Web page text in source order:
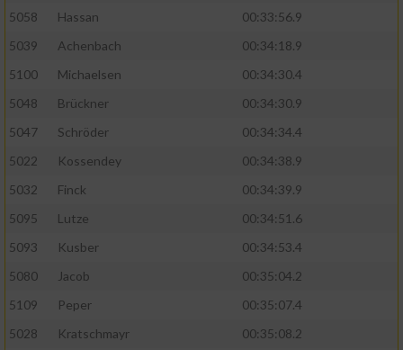
5058
Hassan
00:33:56.9
5039
Achenbach
00:34:18.9
5100
Michaelsen
00:34:30.4
5048
Brückner
00:34:30.9
5047
Schröder
00:34:34.4
5022
Kossendey
00:34:38.9
5032
Finck
00:34:39.9
5095
Lutze
00:34:51.6
5093
Kusber
00:34:53.4
5080
Jacob
00:35:04.2
5109
Peper
00:35:07.4
5028
Kratschmayr
00:35:08.2